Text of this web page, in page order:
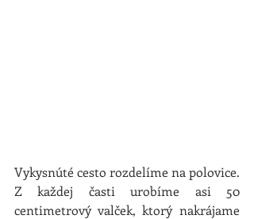
Vykysnúté cesto rozdelíme na polovice.
Z každej časti urobíme asi 50
centimetrový valček, ktorý nakrájame